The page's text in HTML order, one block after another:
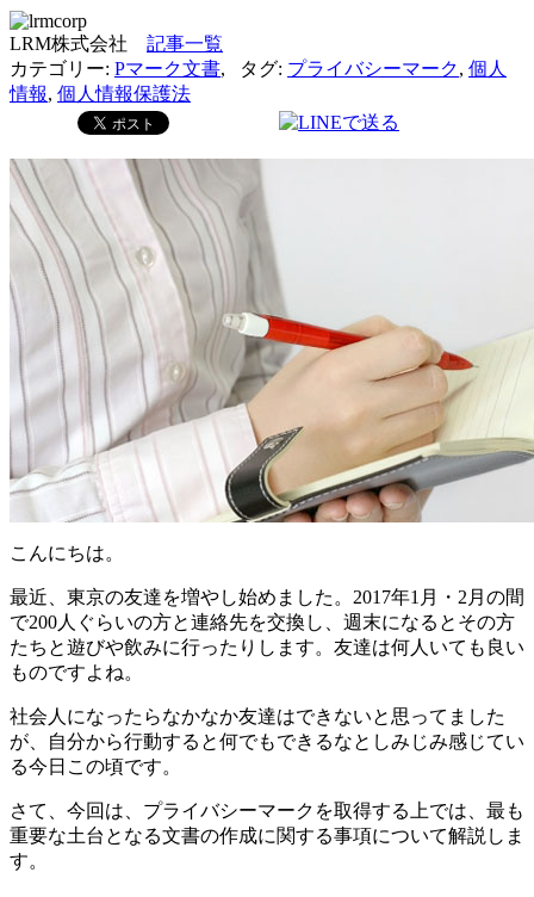
LRM株式会社 記事一覧
カテゴリー: Pマーク文書, タグ: プライバシーマーク, 個人
情報, 個人情報保護法
こんにちは。
最近、東京の友達を増やし始めました。2017年1月・2月の間
で200人ぐらいの方と連絡先を交換し、週末になるとその方
たちと遊びや飲みに行ったりします。友達は何人いても良い
ものですよね。
社会人になったらなかなか友達はできないと思ってました
が、自分から行動すると何でもできるなとしみじみ感じてい
る今日この頃です。
さて、今回は、プライバシーマークを取得する上では、最も
重要な土台となる文書の作成に関する事項について解説しま
す。